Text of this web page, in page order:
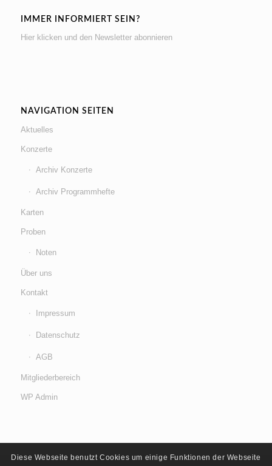
IMMER INFORMIERT SEIN?
Hier klicken und den Newsletter abonnieren
NAVIGATION SEITEN
Aktuelles
Konzerte
Archiv Konzerte
Archiv Programmhefte
Karten
Proben
Noten
Über uns
Kontakt
Impressum
Datenschutz
AGB
Mitgliederbereich
WP Admin
Diese Webseite benutzt Cookies um einige Funktionen der Webseite